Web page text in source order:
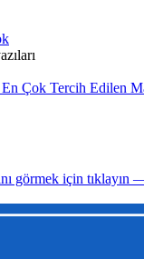
En Çok Tercih Edilen
görmek için tıklayın